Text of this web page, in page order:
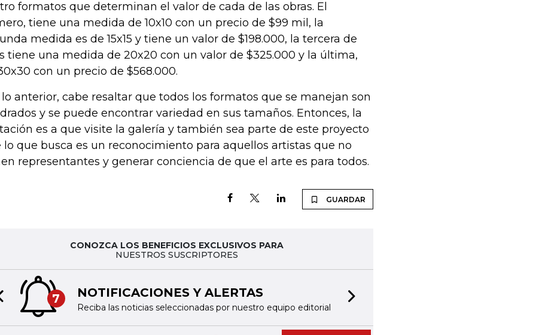
formatos que determinan el valor de cada de las obras. El
tiene una medida de 10x10 con un precio de $99 mil, la
medida es de 15x15 y tiene un valor de $198.000, la tercera de
tiene una medida de 20x20 con un valor de $325.000 y la última,
con un precio de $568.000.
anterior, cabe resaltar que todos los formatos que se manejan son
y se puede encontrar variedad en sus tamaños. Entonces, la
es a que visite la galería y también sea parte de este proyecto
lo que busca es un reconocimiento para aquellos artistas que no
representantes y generar conciencia de que el arte es para todos.
GUARDAR
CONOZCA LOS BENEFICIOS EXCLUSIVOS PARA
NUESTROS SUSCRIPTORES
7 NOTIFICACIONES Y ALERTAS
Reciba las noticias seleccionadas por nuestro equipo editorial
slide